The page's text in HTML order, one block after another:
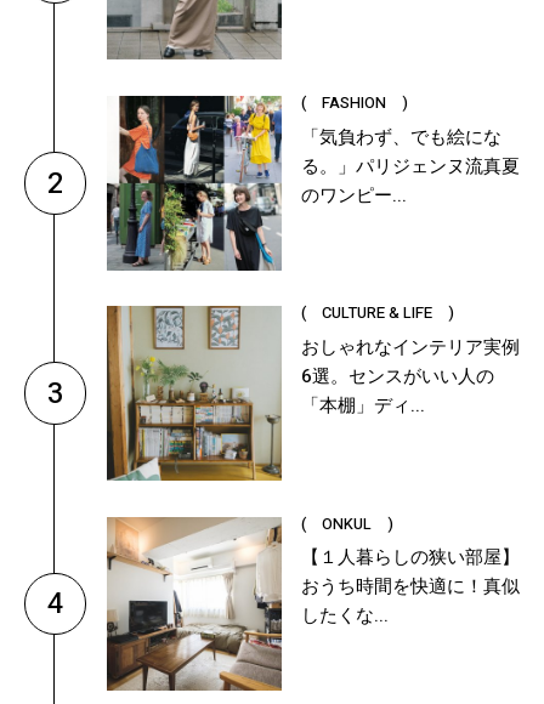
2
( FASHION )
「気負わず、でも絵にな
る。」パリジェンヌ流真夏
のワンピー...
3
( CULTURE & LIFE )
おしゃれなインテリア実例
6選。センスがいい人の
「本棚」ディ...
4
( ONKUL )
【１人暮らしの狭い部屋】
おうち時間を快適に！真似
したくな...